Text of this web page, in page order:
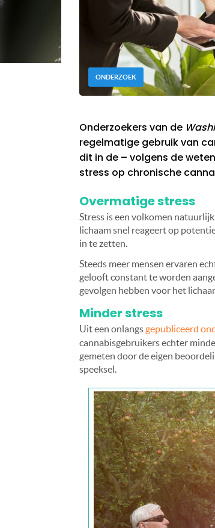
ONDERZOEK
Onderzoekers van de
regelmatige gebruik van
dit in de – volgens de
stress op chronische
Overmatige stress
Stress is een volkomen
lichaam snel reageert op
in te zetten.
Steeds meer mensen ervaren
gelooft constant te worden
gevolgen hebben voor het
Minder stress
Uit een onlangsgepubliceerd
cannabisgebruikers echter
gemeten door de eigen
speeksel.